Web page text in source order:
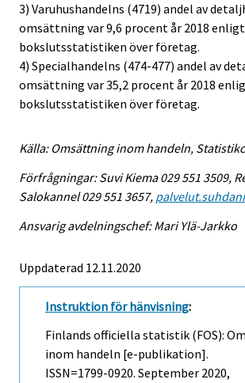
3) Varuhushandelns (4719) andel av
omsättning var 9,6 procent år 2018
bokslutsstatistiken över företag.
4) Specialhandelns (474-477) andel av
omsättning var 35,2 procent år 2018
bokslutsstatistiken över företag.
Källa: Omsättning inom handeln,
Förfrågningar: Suvi Kiema 029 551 3509,
Salokannel 029 551 3657,
Ansvarig avdelningschef: Mari Ylä-Jarkko
Uppdaterad 12.11.2020
Instruktion för hänvisning:
Finlands officiella statistik (FOS):
inom handeln [e-publikation].
ISSN=1799-0920. September 2020,